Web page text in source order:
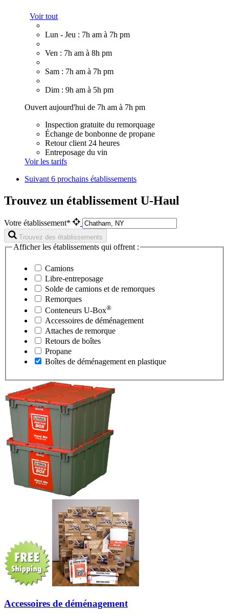
Voir tout
Lun - Jeu : 7h am à 7h pm
Ven : 7h am à 8h pm
Sam : 7h am à 7h pm
Dim : 9h am à 5h pm
Ouvert aujourd'hui de 7h am à 7h pm
Inspection gratuite du remorquage
Échange de bonbonne de propane
Retour client 24 heures
Entreposage du vin
Voir les tarifs
Suivant6 prochains établissements
Trouvez un établissement U-Haul
Votre établissement*
Trouvez des établissements
Afficher les établissements qui offrent :
Camions
Libre-entreposage
Solde de camions et de remorques
Remorques
Conteneurs U-Box®
Accessoires de déménagement
Attaches de remorque
Retours de boîtes
Propane
Boîtes de déménagement en plastique
Accessoires de déménagement